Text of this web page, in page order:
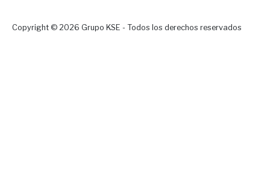
Copyright © 2026 Grupo KSE - Todos los derechos reservados